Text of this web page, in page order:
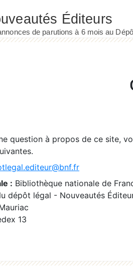
question à propos de ce site,
: Bibliothèque nationale de
dépôt légal - Nouveautés
13